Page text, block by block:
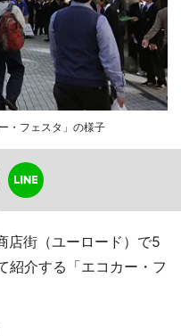
・フェスタ」の様子
店街（ユーロード）で5
紹介する「エコカー・フ